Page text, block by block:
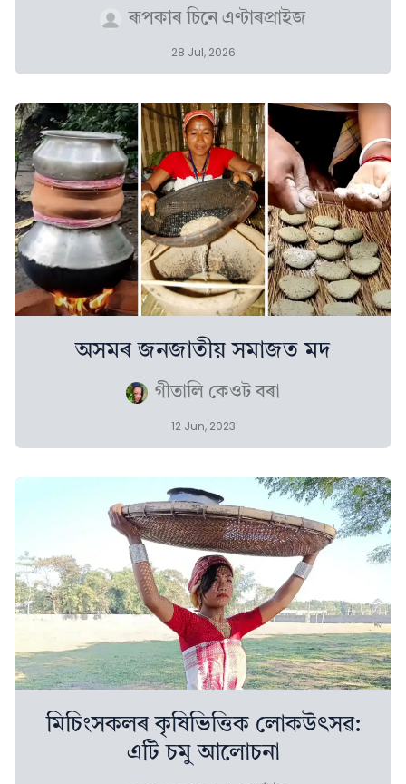
ৰূপকাৰ চিনে এণ্টাৰপ্ৰাইজ
28 Jul, 2026
অসমৰ জনজাতীয় সমাজত মদ
গীতালি কেওট বৰা
12 Jun, 2023
মিচিংসকলৰ কৃষিভিত্তিক লোকউৎসৱ:
এটি চমু আলোচনা